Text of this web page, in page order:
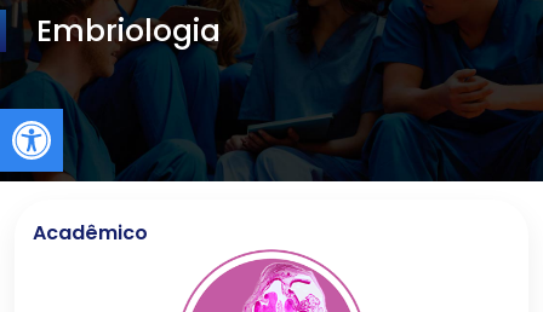
Abrir a barra de ferramentas
Embriologia
Acadêmico